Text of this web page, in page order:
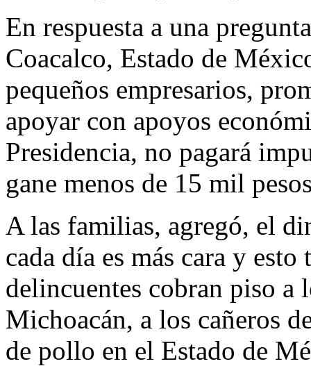
En respuesta a una
Coacalco, Estado de
pequeños empresarios,
apoyar con apoyos
Presidencia, no pagará
gane menos de 15 mil
A las familias, agregó, el
cada día es más cara y
delincuentes cobran piso a
Michoacán, a los cañeros
de pollo en el Estado de